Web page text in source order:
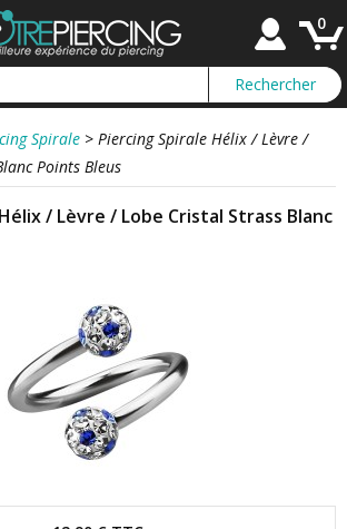
0
Spirale > Piercing Spirale Hélix / Lèvre /
Points Bleus
/ Lèvre / Lobe Cristal Strass Blanc